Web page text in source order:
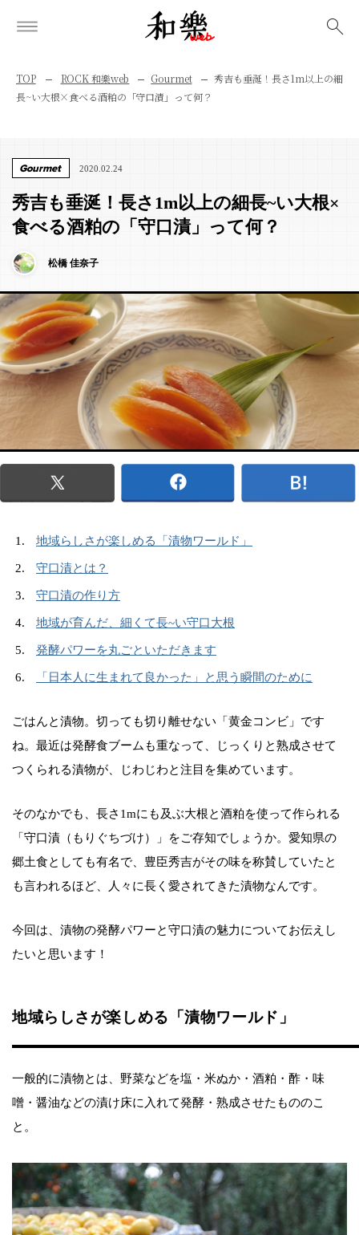
TOP ROCK 和樂web Gourmet
秀吉も垂涎！長さ1m以上の細
長~い大根×食べる酒粕の「守口漬」って何？
Gourmet 2020.02.24
秀吉も垂涎！長さ1m以上の細長~い大根×
食べる酒粕の「守口漬」って何？
松橋 佳奈子
地域らしさが楽しめる「漬物ワールド」
守口漬とは？
守口漬の作り方
地域が育んだ、細くて長~い守口大根
発酵パワーを丸ごといただきます
「日本人に生まれて良かった」と思う瞬間のために
ごはんと漬物。切っても切り離せない「黄金コンビ」です
ね。最近は発酵食ブームも重なって、じっくりと熟成させて
つくられる漬物が、じわじわと注目を集めています。
そのなかでも、長さ1mにも及ぶ大根と酒粕を使って作られる
「守口漬（もりぐちづけ）」をご存知でしょうか。愛知県の
郷土食としても有名で、豊臣秀吉がその味を称賛していたと
も言われるほど、人々に長く愛されてきた漬物なんです。
今回は、漬物の発酵パワーと守口漬の魅力についてお伝えし
たいと思います！
地域らしさが楽しめる「漬物ワールド」
一般的に漬物とは、野菜などを塩・米ぬか・酒粕・酢・味
噌・醤油などの漬け床に入れて発酵・熟成させたもののこ
と。